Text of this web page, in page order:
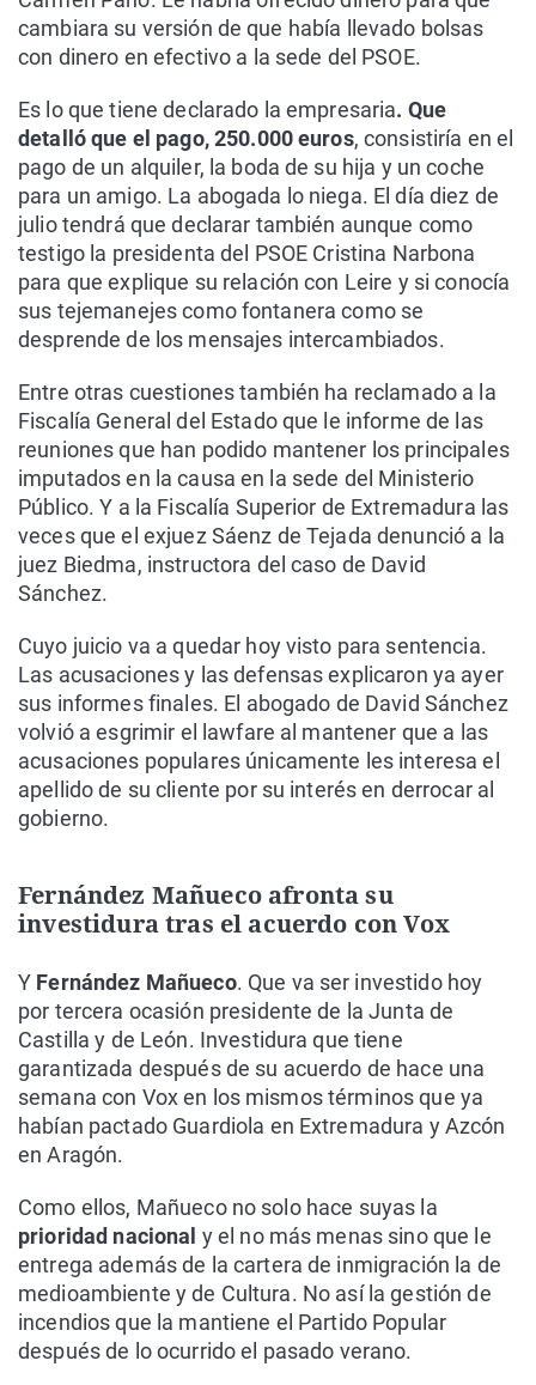
cambiara su versión de que había llevado bolsas
con dinero en efectivo a la sede del PSOE.
Es lo que tiene declarado la empresaria. Que
detalló que el pago, 250.000 euros, consistiría en el
pago de un alquiler, la boda de su hija y un coche
para un amigo. La abogada lo niega. El día diez de
julio tendrá que declarar también aunque como
testigo la presidenta del PSOE Cristina Narbona
para que explique su relación con Leire y si conocía
sus tejemanejes como fontanera como se
desprende de los mensajes intercambiados.
Entre otras cuestiones también ha reclamado a la
Fiscalía General del Estado que le informe de las
reuniones que han podido mantener los principales
imputados en la causa en la sede del Ministerio
Público. Y a la Fiscalía Superior de Extremadura las
veces que el exjuez Sáenz de Tejada denunció a la
juez Biedma, instructora del caso de David
Sánchez.
Cuyo juicio va a quedar hoy visto para sentencia.
Las acusaciones y las defensas explicaron ya ayer
sus informes finales. El abogado de David Sánchez
volvió a esgrimir el lawfare al mantener que a las
acusaciones populares únicamente les interesa el
apellido de su cliente por su interés en derrocar al
gobierno.
Fernández Mañueco afronta su
investidura tras el acuerdo con Vox
Y Fernández Mañueco. Que va ser investido hoy
por tercera ocasión presidente de la Junta de
Castilla y de León. Investidura que tiene
garantizada después de su acuerdo de hace una
semana con Vox en los mismos términos que ya
habían pactado Guardiola en Extremadura y Azcón
en Aragón.
Como ellos, Mañueco no solo hace suyas la
prioridad nacional y el no más menas sino que le
entrega además de la cartera de inmigración la de
medioambiente y de Cultura. No así la gestión de
incendios que la mantiene el Partido Popular
después de lo ocurrido el pasado verano.